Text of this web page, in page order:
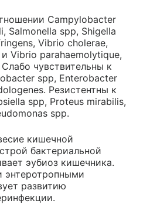
Campylobacter
Salmonella spp, Shigella
Vibrio cholerae,
Vibrio parahaemolytique,
чувствительны к
spp, Enterobacter
Резистентны к
spp, Proteus mirabilis,
spp.
кишечной
бактериальной
эубиоз кишечника.
энтеротропными
развитию